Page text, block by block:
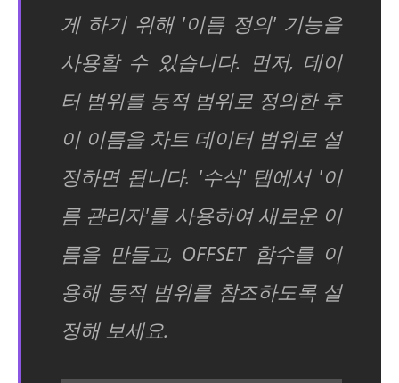
게 하기 위해 '이름 정의' 기능을
사용할 수 있습니다. 먼저, 데이
터 범위를 동적 범위로 정의한 후
이 이름을 차트 데이터 범위로 설
정하면 됩니다. '수식' 탭에서 '이
름 관리자'를 사용하여 새로운 이
름을 만들고, OFFSET 함수를 이
용해 동적 범위를 참조하도록 설
정해 보세요.